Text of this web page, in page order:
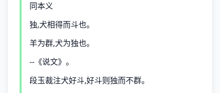
同本义
独,犬相得而斗也。
羊为群,犬为独也。
--《说文》。
段玉裁注犬好斗,好斗则独而不群。